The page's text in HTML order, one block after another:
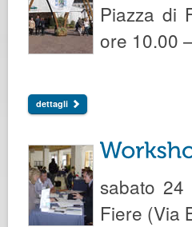
Piazza di
ore 10.00
dettagli
sabato 24
Fiere (Via